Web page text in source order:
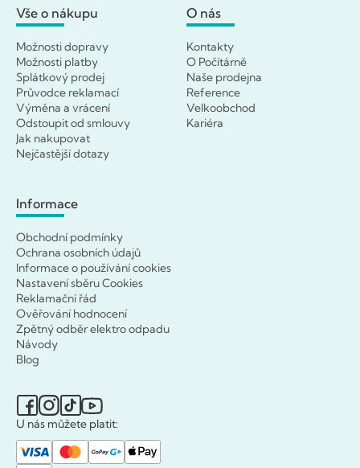
Vše o nákupu
Možnosti dopravy
Možnosti platby
Splátkový prodej
Průvodce reklamací
Výměna a vrácení
Odstoupit od smlouvy
Jak nakupovat
Nejčastější dotazy
O nás
Kontakty
O Počítárně
Naše prodejna
Reference
Velkoobchod
Kariéra
Informace
Obchodní podmínky
Ochrana osobních údajů
Informace o používání cookies
Nastavení sběru Cookies
Reklamační řád
Ověřování hodnocení
Zpětný odběr elektro odpadu
Návody
Blog
U nás můžete platit: